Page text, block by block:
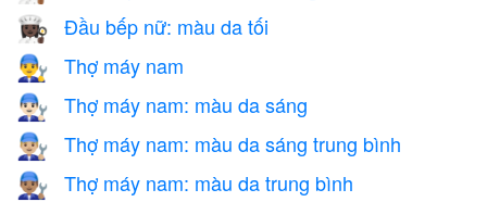
👩🏿‍🍳 Đầu bếp nữ: màu da tối
👨‍🔧 Thợ máy nam
👨🏻‍🔧 Thợ máy nam: màu da sáng
👨🏼‍🔧 Thợ máy nam: màu da sáng trung bình
👨🏽‍🔧 Thợ máy nam: màu da trung bình